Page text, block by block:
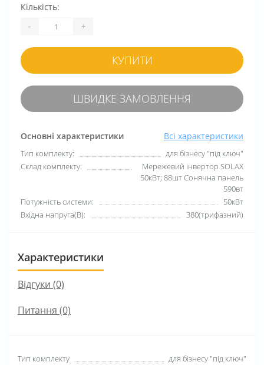
Основні характеристики Всі характеристики
Тип комплекту:
для бізнесу "під ключ"
Склад комплекту:
Мережевий інвертор SOLAX
50кВт; 88шт Сонячна панель
590вт
Потужність системи:
50кВт
Вхідна напруга(В):
380(трифазний)
Кількість:
- +
КУПИТИ
ШВИДКЕ ЗАМОВЛЕННЯ
Характеристики
Відгуки (0)
Питання (0)
Тип комплекту для бізнесу "під ключ"